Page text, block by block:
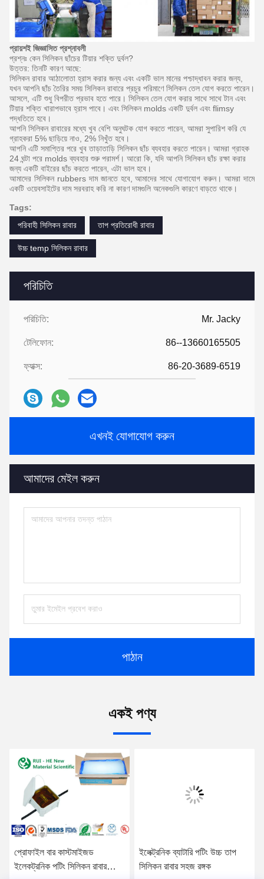
পরিচিতি
পরিচিতি: Mr. Jacky
টেলিফোন: 86--13660165505
ফ্যাক্স: 86-20-3689-6519
এখনই যোগাযোগ করুন
আমাদের মেইল ​​করুন
পাঠান
প্রায়শই জিজ্ঞাসিত প্রশ্নাবলী
প্রশ্নঃ কেন সিলিকন ছাঁচের টিয়ার শক্তি দুর্বল?
উত্তর: তিনটি কারণ আছে:
সিলিকন রাবার আঠালোতা হ্রাস করার জন্য এবং একটি ভাল মানের পশ্চাদ্ধাবন করার জন্য,
যখন আপনি ছাঁচ তৈরির সময় সিলিকন রাবারে প্রচুর পরিমাণে সিলিকন তেল যোগ করতে পারেন।
আসলে, এটি শুধু বিপরীত প্রভাব হতে পারে। সিলিকন তেল যোগ করার সাথে সাথে টান এবং
টিয়ার শক্তি খারাপভাবে হ্রাস পাবে। এবং সিলিকন molds একটি দুর্বল এবং flimsy
পদ্ধতিতে হবে।
আপনি সিলিকন রাবারের মধ্যে খুব বেশি অনুঘটক যোগ করতে পারেন, আমরা সুপারিশ করি যে
গ্রাহকরা 5% ছাড়িয়ে নাও, 2% নিখুঁত হবে।
আপনি এটি সমাপ্তির পরে খুব তাড়াতাড়ি সিলিকন ছাঁচ ব্যবহার করতে পারেন। আমরা গ্রাহক
24 ঘন্টা পরে molds ব্যবহার শুরু পরামর্শ। আরো কি, যদি আপনি সিলিকন ছাঁচ রক্ষা করার
জন্য একটি বাইরের ছাঁচ করতে পারেন, এটা ভাল হবে।
আমাদের সিলিকন rubbers দাম জানতে হবে, আমাদের সাথে যোগাযোগ করুন। আমরা দামে
একটি ওয়েবসাইটের দাম সরবরাহ করি না কারণ দামগুলি অনেকগুলি কারণে বাড়তে থাকে।
Tags:
পরিবাহী সিলিকন রাবার
তাপ প্রতিরোধী রাবার
উচ্চ temp সিলিকন রাবার
একই পণ্য
প্রোফাইল বার কাস্টমাইজড
ইলেকট্রনিক পটিং সিলিকন রাবার
ইলেক্ট্রনিক ব্যাটারি পটিং উচ্চ তাপ
সিলিকন রাবার সহজ রঙ্গক